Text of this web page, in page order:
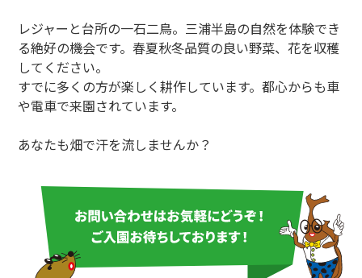
レジャーと台所の一石二鳥。三浦半島の自然を体験でき
る絶好の機会です。春夏秋冬品質の良い野菜、花を収穫
してください。
すでに多くの方が楽しく耕作しています。都心からも車
や電車で来園されています。
あなたも畑で汗を流しませんか？